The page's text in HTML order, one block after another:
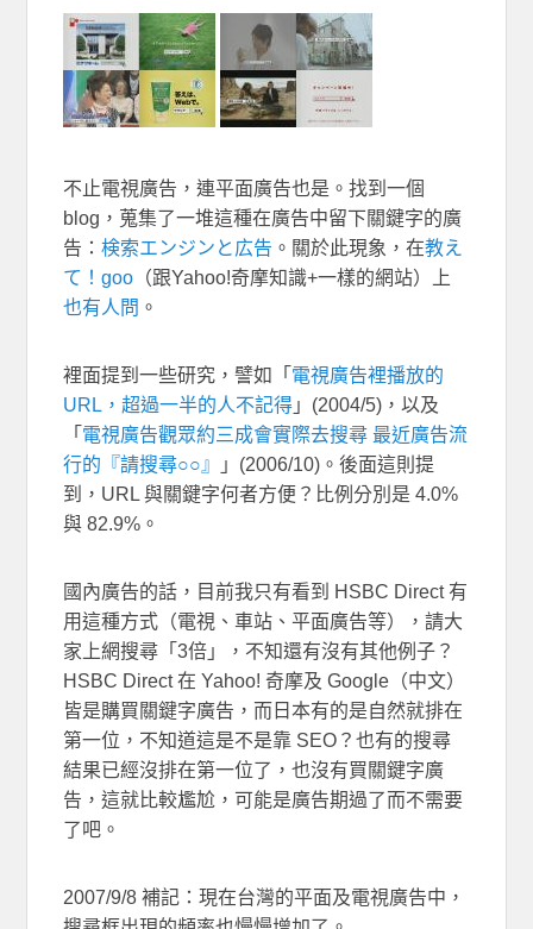
不止電視廣告，連平面廣告也是。找到一個
blog，蒐集了一堆這種在廣告中留下關鍵字的廣
告：検索エンジンと広告 。關於此現象，在教え
て！goo （跟Yahoo!奇摩知識+一樣的網站）上
也有人問 。
裡面提到一些研究，譬如「 電視廣告裡播放的
URL，超過一半的人不記得 」(2004/5)，以及
「 電視廣告觀眾約三成會實際去搜尋 最近廣告流
行的『請搜尋○○』
」(2006/10)。後面這則提
到，URL 與關鍵字何者方便？比例分別是 4.0%
與 82.9%。
國內廣告的話，目前我只有看到 HSBC Direct 有
用這種方式（電視、車站、平面廣告等），請大
家上網搜尋「3倍」，不知還有沒有其他例子？
HSBC Direct 在 Yahoo! 奇摩及 Google（中文）
皆是購買關鍵字廣告，而日本有的是自然就排在
第一位，不知道這是不是靠 SEO？也有的搜尋
結果已經沒排在第一位了，也沒有買關鍵字廣
告，這就比較尷尬，可能是廣告期過了而不需要
了吧。
2007/9/8 補記：現在台灣的平面及電視廣告中，